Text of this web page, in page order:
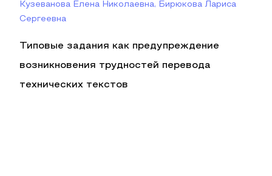
Кузеванова Елена Николаевна, Бирюкова Лариса
Сергеевна
Типовые задания как предупреждение
возникновения трудностей перевода
технических текстов